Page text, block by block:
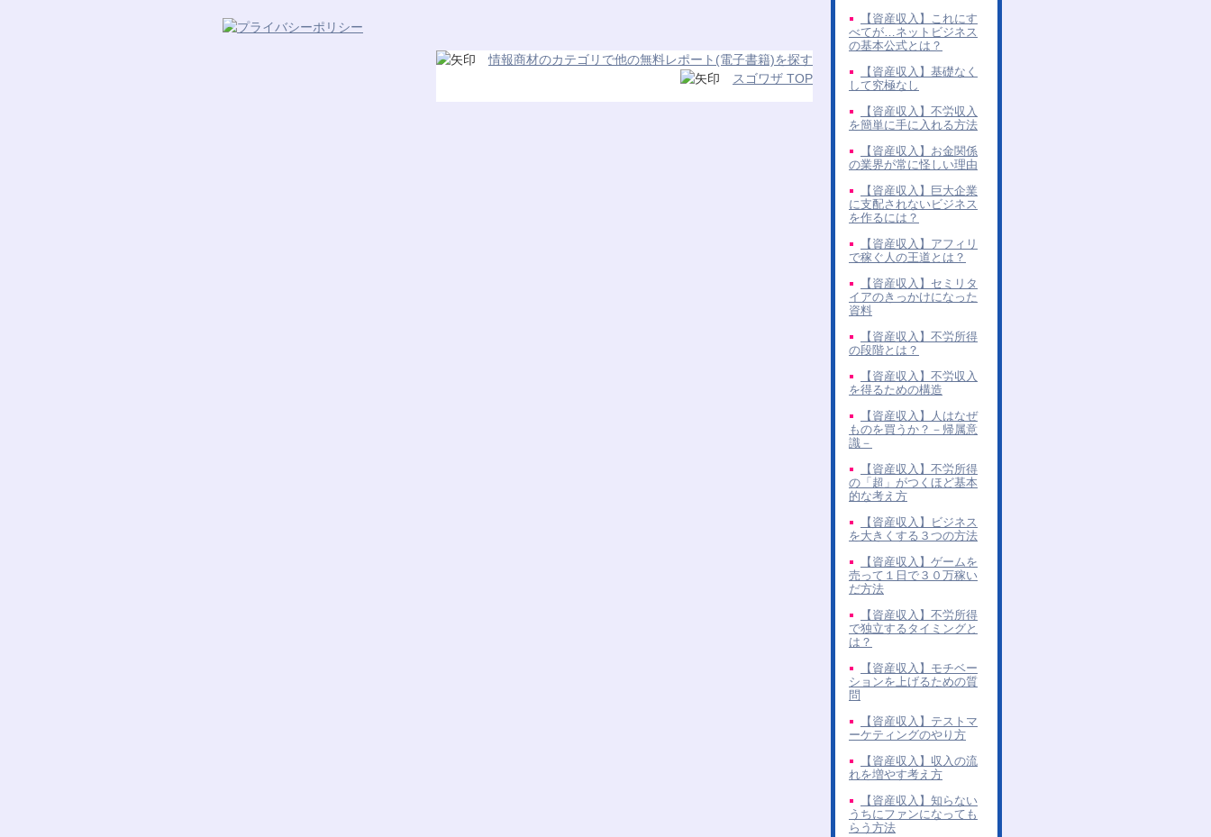
情報商材のカテゴリで他の無料レポート(電子書籍)を探す
スゴワザ TOP
【資産収入】これにす
べてが…ネットビジネス
の基本公式とは？
【資産収入】基礎なく
して究極なし
【資産収入】不労収入
を簡単に手に入れる方法
【資産収入】お金関係
の業界が常に怪しい理由
【資産収入】巨大企業
に支配されないビジネス
を作るには？
【資産収入】アフィリ
で稼ぐ人の王道とは？
【資産収入】セミリタ
イアのきっかけになった
資料
【資産収入】不労所得
の段階とは？
【資産収入】不労収入
を得るための構造
【資産収入】人はなぜ
ものを買うか？－帰属意
識－
【資産収入】不労所得
の「超」がつくほど基本
的な考え方
【資産収入】ビジネス
を大きくする３つの方法
【資産収入】ゲームを
売って１日で３０万稼い
だ方法
【資産収入】不労所得
で独立するタイミングと
は？
【資産収入】モチベー
ションを上げるための質
問
【資産収入】テストマ
ーケティングのやり方
【資産収入】収入の流
れを増やす考え方
【資産収入】知らない
うちにファンになっても
らう方法